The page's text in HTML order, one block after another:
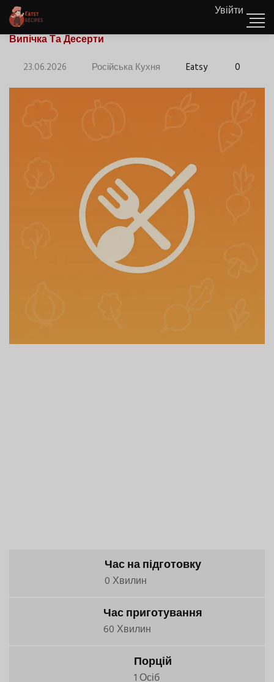
Увійти
Випічка Та Десерти
23.06.2026 Російська Кухня Eatsy 0
Час на підготовку
0 Хвилин
Час приготування
60 Хвилин
Порцій
1 Осіб